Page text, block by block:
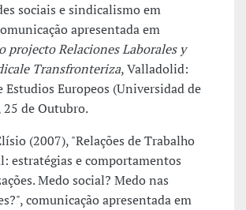
sociais e sindicalismo em
apresentada em
projecto Relaciones Laborales y
Transfronteriza, Valladolid:
Europeos (Universidad de
de Outubro.
(2007), "Relações de Trabalho
estratégias e comportamentos
Medo social? Medo nas
comunicação apresentada em